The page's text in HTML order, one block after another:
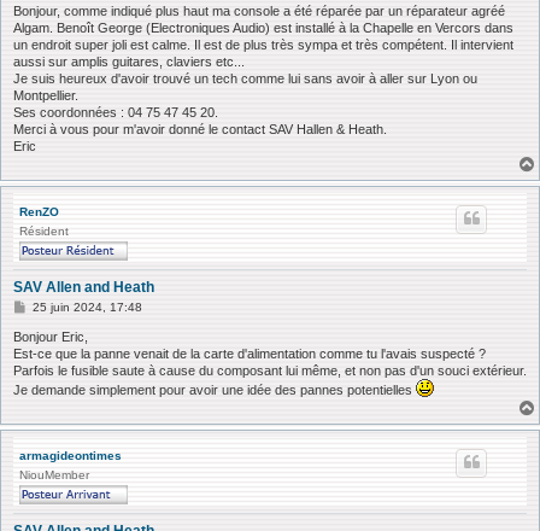
s
s
a
g
e
Bonjour, comme indiqué plus haut ma console a été réparée par un réparateur agréé
Algam. Benoît George (Electroniques Audio) est installé à la Chapelle en Vercors dans
un endroit super joli est calme. Il est de plus très sympa et très compétent. Il intervient
aussi sur amplis guitares, claviers etc...
Je suis heureux d'avoir trouvé un tech comme lui sans avoir à aller sur Lyon ou
Montpellier.
Ses coordonnées : 04 75 47 45 20.
Merci à vous pour m'avoir donné le contact SAV Hallen & Heath.
Eric
RenZO
Résident
SAV Allen and Heath
M
s
s
g
e
25 juin 2024, 17:48
Bonjour Eric,
Est-ce que la panne venait de la carte d'alimentation comme tu l'avais suspecté ?
Parfois le fusible saute à cause du composant lui même, et non pas d'un souci extérieur.
Je demande simplement pour avoir une idée des pannes potentielles
armagideontimes
NiouMember